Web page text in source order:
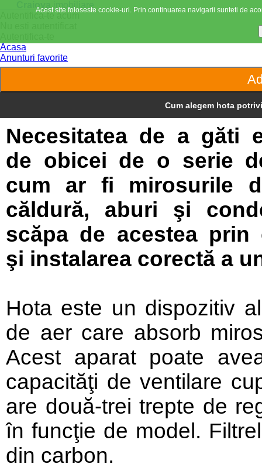
Craiova
imobiliare
Autentifica-te acum
Acasa
Anunturi favorite
Cum alegem hota
Necesitatea de a găti
de obicei de o serie
cum ar fi mirosurile
căldură, aburi şi
scăpa de acestea prin
şi instalarea corectă a
Hota este un dispozitiv
de aer care absorb
Acest aparat poate
capacităţi de ventilare
are două-trei trepte de
în funcţie de model.
din carbon.
Acest site foloseste cookie-uri. Prin continuarea navigarii sunteti de